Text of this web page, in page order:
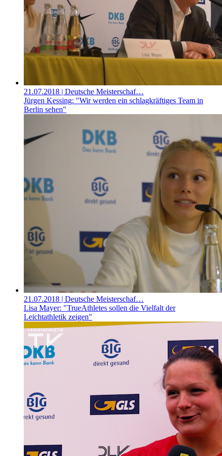
21.07.2018 | Deutsche Meisterschaf…
Jürgen Kessing: "Wir werden ein schlagkräftiges Team in
Berlin sehen"
21.07.2018 | Deutsche Meisterschaf…
Lisa Mayer: "TrueAthletes sollen die Vielfalt der
Leichtathletik zeigen"